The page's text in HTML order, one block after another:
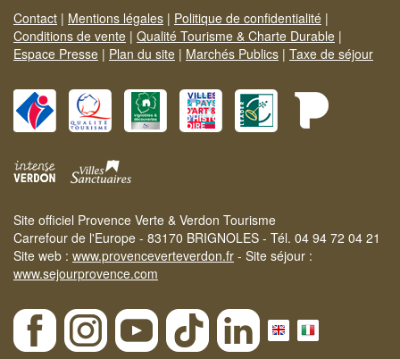
Contact | Mentions légales | Politique de confidentialité |
Conditions de vente | Qualité Tourisme & Charte Durable |
Espace Presse | Plan du site | Marchés Publics | Taxe de séjour
Site officiel Provence Verte & Verdon Tourisme
Carrefour de l'Europe - 83170 BRIGNOLES - Tél. 04 94 72 04 21
Site web : www.provenceverteverdon.fr - Site séjour :
www.sejourprovence.com